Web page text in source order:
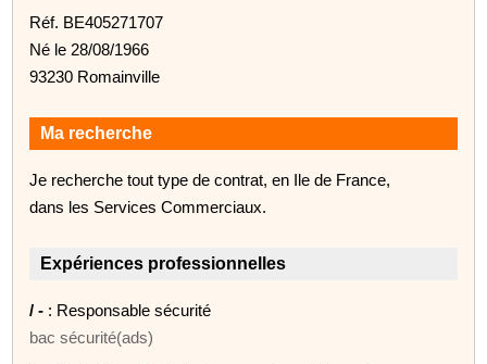
Réf. BE405271707
Né le 28/08/1966
93230 Romainville
Ma recherche
Je recherche tout type de contrat, en Ile de France,
dans les Services Commerciaux.
Expériences professionnelles
/ - : Responsable sécurité
bac sécurité(ads)